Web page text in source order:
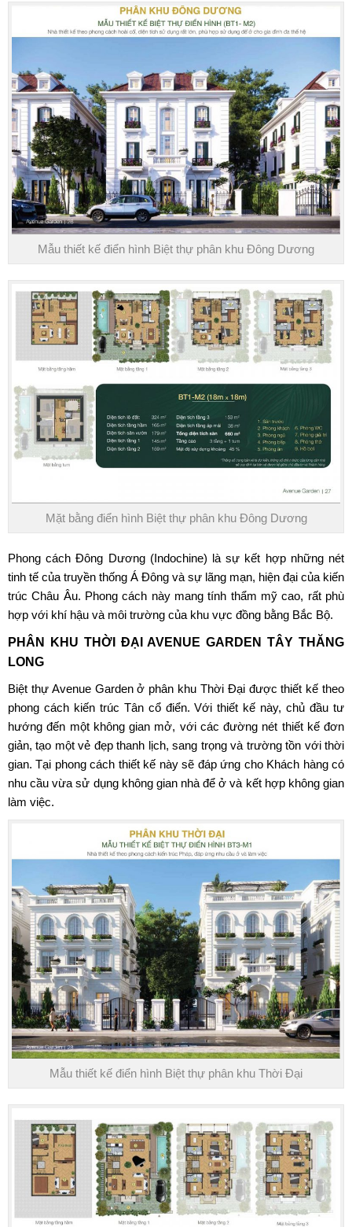
Mẫu thiết kế điển hình Biệt thự phân khu Đông Dương
Mặt bằng điển hình Biệt thự phân khu Đông Dương
Phong cách Đông Dương (Indochine) là sự kết hợp những nét
tinh tế của truyền thống Á Đông và sự lãng mạn, hiện đại của kiến
trúc Châu Âu. Phong cách này mang tính thẩm mỹ cao, rất phù
hợp với khí hậu và môi trường của khu vực đồng bằng Bắc Bộ.
PHÂN KHU THỜI ĐẠIAVENUE GARDEN TÂY THĂNG
LONG
Biệt thự Avenue Garden ở phân khu Thời Đại được thiết kế theo
phong cách kiến trúc Tân cổ điển. Với thiết kế này, chủ đầu tư
hướng đến một không gian mở, với các đường nét thiết kế đơn
giản, tạo một vẻ đẹp thanh lịch, sang trọng và trường tồn với thời
gian. Tại phong cách thiết kế này sẽ đáp ứng cho Khách hàng có
nhu cầu vừa sử dụng không gian nhà để ở và kết hợp không gian
làm việc.
Mẫu thiết kế điển hình Biệt thự phân khu Thời Đại